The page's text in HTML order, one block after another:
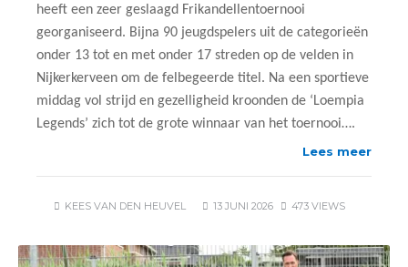
heeft een zeer geslaagd Frikandellentoernooi
georganiseerd. Bijna 90 jeugdspelers uit de categorieën
onder 13 tot en met onder 17 streden op de velden in
Nijkerkerveen om de felbegeerde titel. Na een sportieve
middag vol strijd en gezelligheid kroonden de ‘Loempia
Legends’ zich tot de grote winnaar van het toernooi….
Lees meer
KEES VAN DEN HEUVEL 13 JUNI 2026 473 VIEWS